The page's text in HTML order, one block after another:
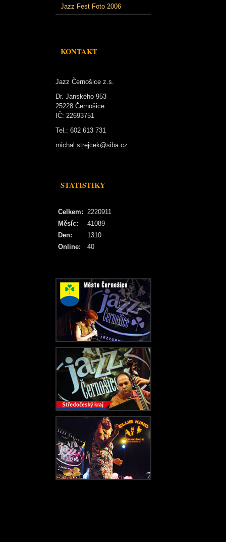
Jazz Fest Foto 2006
KONTAKT
Jazz Černošice z.s.
Dr. Janského 953
25228 Černošice
IČ: 22693751
Tel.: 602 613 731
michal.strejcek@siba.cz
STATISTIKY
Online: 40
Celkem: 2220911
Měsíc:
41089
Den:
1310